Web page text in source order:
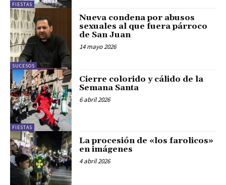
FIESTAS
SUCESOS
Nueva condena por abusos
sexuales al que fuera párroco
de San Juan
14 mayo 2026
FIESTAS
Cierre colorido y cálido de la
Semana Santa
6 abril 2026
La procesión de «los farolicos»
en imágenes
4 abril 2026